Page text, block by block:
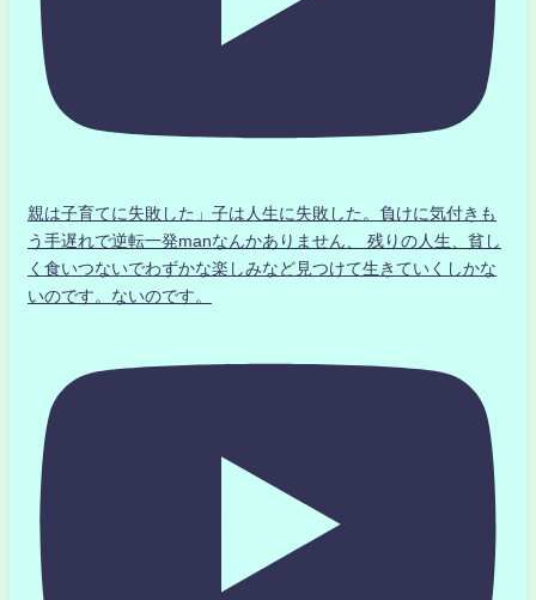
親は子育てに失敗した」子は人生に失敗した。負けに気付きも
う手遅れで逆転一発manなんかありません、 残りの人生、貧し
く食いつないでわずかな楽しみなど見つけて生きていくしかな
いのです。ないのです。